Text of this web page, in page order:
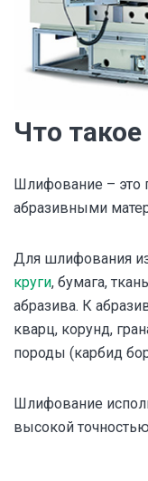
Что
Шлифование – это
абразивными
Для шлифования
круги, бумага,
абразива. К
кварц, корунд,
породы (карбид
Шлифование
высокой